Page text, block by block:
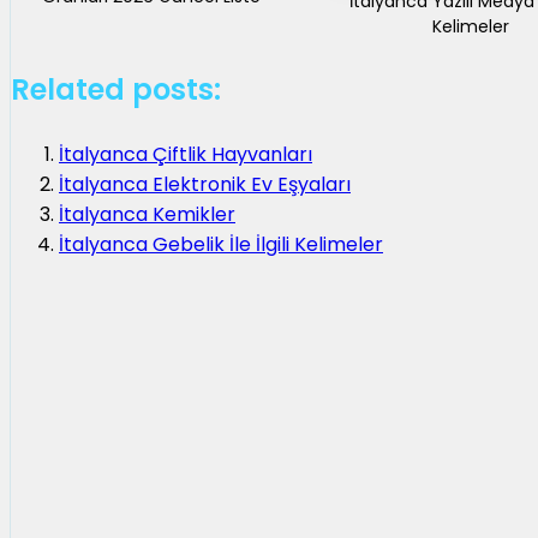
Kelimeler
Related posts:
İtalyanca Çiftlik Hayvanları
İtalyanca Elektronik Ev Eşyaları
İtalyanca Kemikler
İtalyanca Gebelik İle İlgili Kelimeler